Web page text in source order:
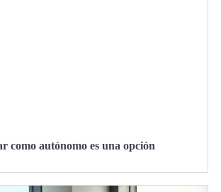
como autónomo es una opción